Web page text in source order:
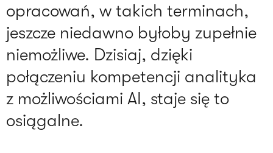
opracowań, w takich terminach,
jeszcze niedawno byłoby zupełnie
niemożliwe. Dzisiaj, dzięki
połączeniu kompetencji analityka
z możliwościami AI, staje się to
osiągalne.